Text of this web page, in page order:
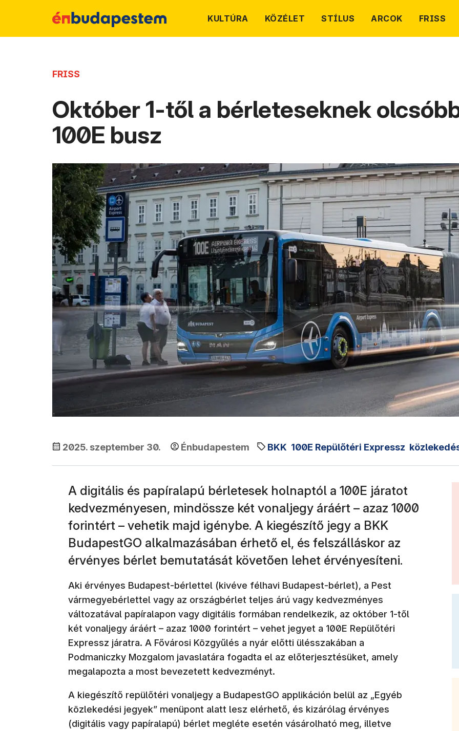
KULTÚRA KÖZÉLET STÍLUS ARCOK FRISS
FRISS
Október 1-től a bérleteseknek
100E busz
2025. szeptember 30. Énbudapestem BKK 100E Repülőtéri Expressz
A digitális és papíralapú bérletesek holnaptól a 100E járatot
kedvezményesen, mindössze két vonaljegy áráért – azaz 1000
forintért – vehetik majd igénybe. A kiegészítő jegy a BKK
BudapestGO alkalmazásában érhető el, és felszálláskor az
érvényes bérlet bemutatását követően lehet érvényesíteni.
Aki érvényes Budapest-bérlettel (kivéve félhavi Budapest-bérlet), a Pest
vármegyebérlettel vagy az országbérlet teljes árú vagy kedvezményes
változatával papíralapon vagy digitális formában rendelkezik, az október 1-től
két vonaljegy áráért – azaz 1000 forintért – vehet jegyet a 100E Repülőtéri
Expressz járatra. A Fővárosi Közgyűlés a nyár előtti ülésszakában a
Podmaniczky Mozgalom javaslatára fogadta el az előterjesztésüket, amely
megalapozta a most bevezetett kedvezményt.
A kiegészítő repülőtéri vonaljegy a BudapestGO applikáción belül az „Egyéb
közlekedési jegyek” menüpont alatt lesz elérhető, és kizárólag érvényes
(digitális vagy papíralapú) bérlet megléte esetén vásárolható meg, illetve